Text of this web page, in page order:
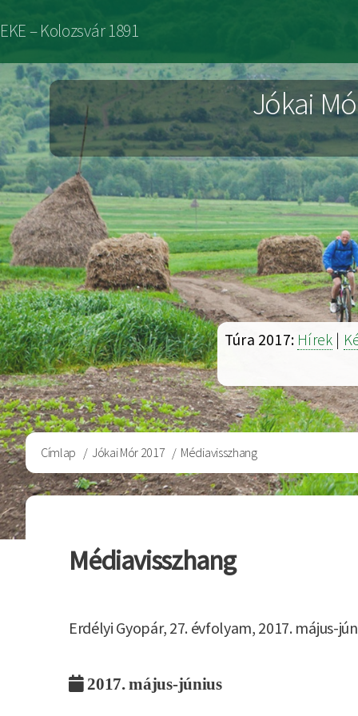
a
tartalomra
EKE – Kolozsvár 1891
Jókai
Túra 2017: Hírek |
Morzsa
Címlap Jókai Mór 2017 Médiavisszhang
Médiavisszhang
Erdélyi Gyopár, 27. évfolyam, 2017. május-
2017. május-június